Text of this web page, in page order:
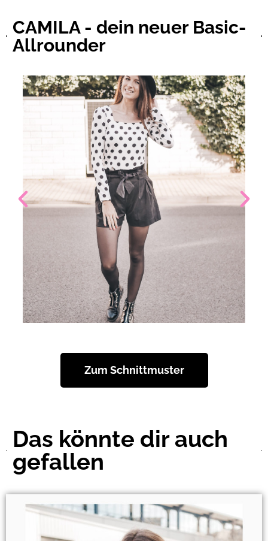
CAMILA - dein neuer Basic-
Allrounder
Zum Schnittmuster
Das könnte dir auch
gefallen